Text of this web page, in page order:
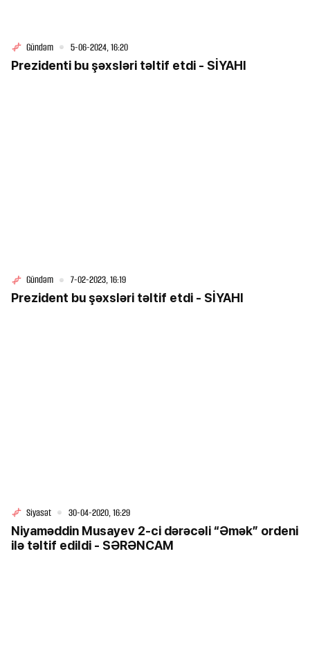
Gündəm 5-06-2024, 16:20
Prezidenti bu şəxsləri təltif etdi - SİYAHI
Gündəm 7-02-2023, 16:19
Prezident bu şəxsləri təltif etdi - SİYAHI
Siyasət 30-04-2020, 16:29
Niyaməddin Musayev 2-ci dərəcəli “Əmək” ordeni
ilə təltif edildi - SƏRƏNCAM